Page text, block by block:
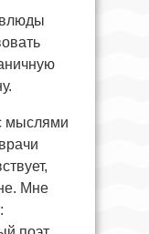
мыслями
Мне